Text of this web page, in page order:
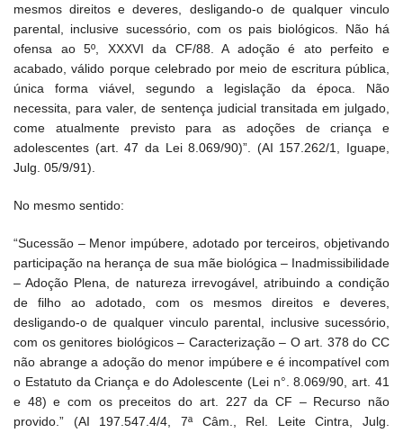
mesmos direitos e deveres, desligando-o de qualquer vinculo
parental, inclusive sucessório, com os pais biológicos. Não há
ofensa ao 5º, XXXVI da CF/88. A adoção é ato perfeito e
acabado, válido porque celebrado por meio de escritura pública,
única forma viável, segundo a legislação da época. Não
necessita, para valer, de sentença judicial transitada em julgado,
come atualmente previsto para as adoções de criança e
adolescentes (art. 47 da Lei 8.069/90)”. (AI 157.262/1, Iguape,
Julg. 05/9/91).
No mesmo sentido:
“Sucessão – Menor impúbere, adotado por terceiros, objetivando
participação na herança de sua mãe biológica – Inadmissibilidade
– Adoção Plena, de natureza irrevogável, atribuindo a condição
de filho ao adotado, com os mesmos direitos e deveres,
desligando-o de qualquer vinculo parental, inclusive sucessório,
com os genitores biológicos – Caracterização – O art. 378 do CC
não abrange a adoção do menor impúbere e é incompatível com
o Estatuto da Criança e do Adolescente (Lei n°. 8.069/90, art. 41
e 48) e com os preceitos do art. 227 da CF – Recurso não
provido.” (AI 197.547.4/4, 7ª Câm., Rel. Leite Cintra, Julg.